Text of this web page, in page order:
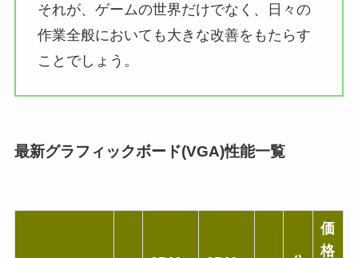
それが、ゲームの世界だけでなく、日々の
作業全般においても大きな改善をもたらす
ことでしょう。
最新グラフィックボード(VGA)性能一覧
価
格